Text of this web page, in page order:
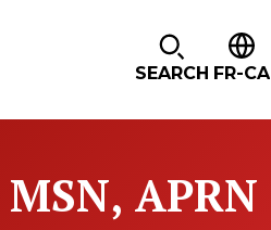
SEARCH FR-CA
APRN